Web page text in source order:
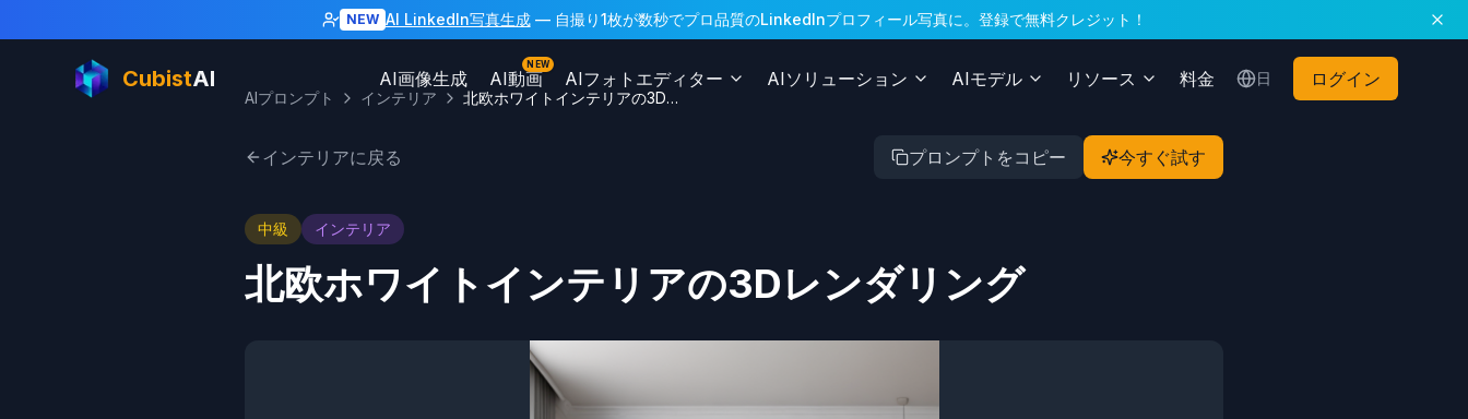
NEW AI LinkedIn写真生成— 自撮り1枚が数秒でプロ品質のLinkedInプロフィール写真に。登録で無料クレジット！
CubistAI AI画像生成 AI動画
NEW
AIフォトエディター AIソリューション AIモデル リソース 料金 日 ログイン
AIプロンプト インテリア 北欧ホワイトインテリアの3Dレンダリング
インテリアに戻る プロンプトをコピー 今すぐ試す
中級 インテリア
北欧ホワイトインテリアの3Dレンダリング